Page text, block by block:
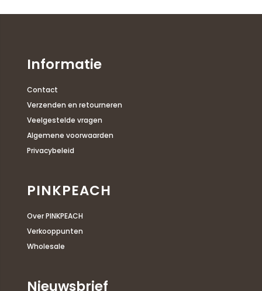
Informatie
Contact
Verzenden en retourneren
Veelgestelde vragen
Algemene voorwaarden
Privacybeleid
PINKPEACH
Over PINKPEACH
Verkooppunten
Wholesale
Nieuwsbrief